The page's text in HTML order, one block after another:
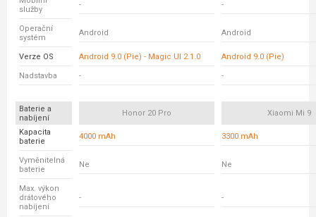
služby
- -
Operační
systém
Android Android
Verze OS Android 9.0 (Pie) - Magic UI 2.1.0 Android 9.0 (Pie)
Nadstavba - -
Baterie a
nabíjení
Honor 20 Pro Xiaomi Mi 9
Kapacita
baterie
4000 mAh 3300 mAh
Vyměnitelná
baterie
Ne Ne
Max. výkon
drátového
nabíjení
- -